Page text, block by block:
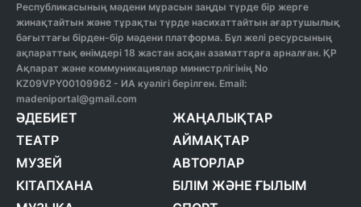
Республикасының мәдени мұрасын заңды түрде бір жерге
жинақтайтын және тұрақты түрде насихаттайтын ағартушылық
бағыттағы бірден-бір мәдени платформа. Бұл желі ресурсының
ақпараттық өнімдері 18 жастан асқан азаматтарға арналған. ҚР
Ақпарат және коммуникациялар министрлігінің No
KZ09VPY00109962 - ИА куәлігі берілген. Email:
madeniportal@gmail.com
ӘДЕБИЕТ
ТЕАТР
МУЗЕЙ
КІТАПХАНА
ЖАҢАЛЫҚТАР
АЙМАҚТАР
АВТОРЛАР
БІЛІМ ЖӘНЕ ҒЫЛЫМ